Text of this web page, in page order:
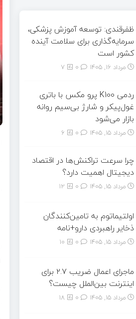
ظفرقندی: توسعه آموزش پزشکی،
سرمایه‌گذاری برای سلامت آینده
کشور است
مرداد ۱۶, ۱۴۰۵ 7
ردمی K100 پرو مکس با باتری
غول‌پیکر و شارژ بی‌سیم روانه
بازار می‌شود
مرداد ۱۵, ۱۴۰۵ 6
چرا سرعت تراکنش‌ها در اقتصاد
دیجیتال اهمیت دارد؟
مرداد ۱۵, ۱۴۰۵ 12
اولتیماتوم به تامین‌کنندگان
ذخایر راهبردی دارو+نامه
مرداد ۱۵, ۱۴۰۵ 10
ماجرای اعمال ضریب ۲.۷ برای
اینترنت بین‌الملل چیست؟
مرداد ۱۵, ۱۴۰۵ 18